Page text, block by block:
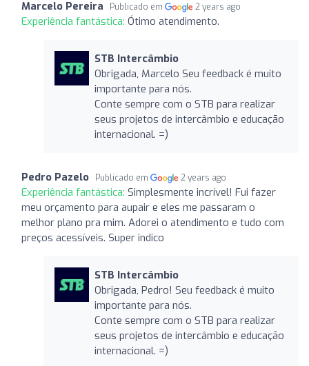
Marcelo Pereira Publicado em 2 years ago
Experiência fantástica: Ótimo atendimento.
STB Intercâmbio
Obrigada, Marcelo Seu feedback é muito
importante para nós.
Conte sempre com o STB para realizar
seus projetos de intercâmbio e educação
internacional. =)
Pedro Pazelo Publicado em 2 years ago
Experiência fantástica: Simplesmente incrível! Fui fazer
meu orçamento para aupair e eles me passaram o
melhor plano pra mim. Adorei o atendimento e tudo com
preços acessíveis. Super indico
STB Intercâmbio
Obrigada, Pedro! Seu feedback é muito
importante para nós.
Conte sempre com o STB para realizar
seus projetos de intercâmbio e educação
internacional. =)